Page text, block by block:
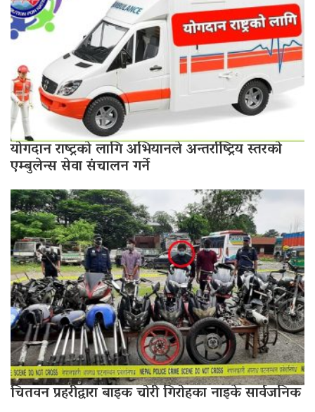
योगदान राष्ट्रको लागि अभियानले अन्तर्राष्ट्रिय स्तरको
एम्बुलेन्स सेवा संचालन गर्ने
चितवन प्रहरीद्वारा बाइक चोरी गिरोहका नाइके सार्वजनिक